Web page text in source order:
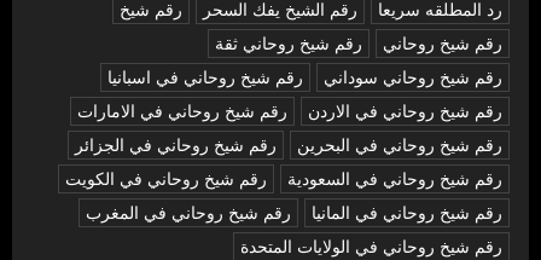
رد المطلقه سريعا
رقم الشيخ يفك السحر
رقم شيخ
رقم شيخ روحاني
رقم شيخ روحاني ثقة
رقم شيخ روحاني سوداني
رقم شيخ روحاني في اسبانيا
رقم شيخ روحاني في الاردن
رقم شيخ روحاني في الامارات
رقم شيخ روحاني في البحرين
رقم شيخ روحاني في الجزائر
رقم شيخ روحاني في السعودية
رقم شيخ روحاني في الكويت
رقم شيخ روحاني في المانيا
رقم شيخ روحاني في المغرب
رقم شيخ روحاني في الولايات المتحدة